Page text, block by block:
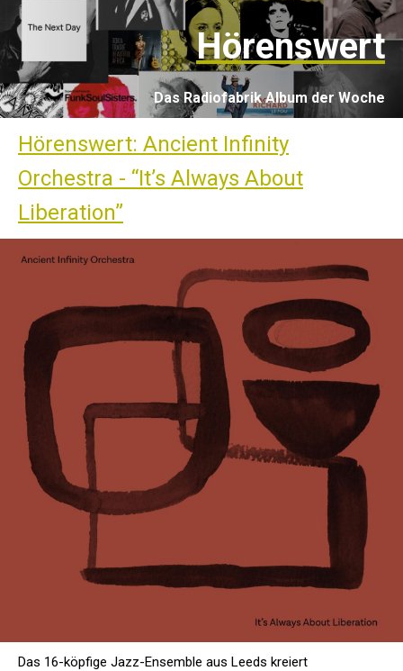
Hörenswert
Das Radiofabrik Album der Woche
Hörenswert: Ancient Infinity
Orchestra - “It’s Always About
Liberation”
Das 16-köpfige Jazz-Ensemble aus Leeds kreiert